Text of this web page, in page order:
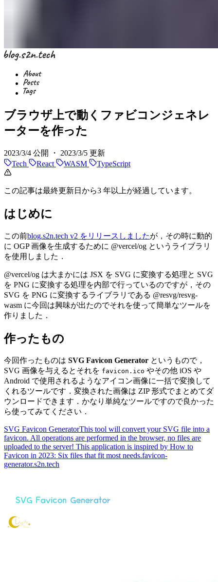
ブラウザ上で動くファビコンジェネレ
ーターを作った
2023/3/4 公開 ・ 2023/3/5 更新
Tech
React WASM TypeScript
この記事は最終更新日から3 年以上が経過しています。
はじめに
この前blog.s2n.tech v2 をリリースしましたが，その時に動的
に OGP 画像を生成するために @vercel/og というライブラリ
を使用しました．
@vercel/og は大まかには JSX を SVG に変換する処理と SVG
を PNG に変換する処理を内部で行っているのですが，その
SVG を PNG に変換するライブラリである @resvg/resvg-
wasm に今回は興味が出たのでそれを使って簡単なツールを
作りました．
作ったもの
今回作ったものは SVG Favicon Generator というもので，
SVG 画像を与えるとそれを favicon.ico やその他 iOS や
Android で使用されるようなアイコン画像に一括で変換して
くれるツールです．変換された画像は ZIP 形式でまとめてダ
ウンロードできます．かなり単純なツールですので良かった
ら使ってみてください．
SVG Favicon GeneratorThis tool will convert your SVG file into a
favicon. All operations are performed in the browser, no files are
uploaded to the server! This application is inspired by How to
Favicon in 2023: Six files that fit most needs.favicon-
generator.s2n.tech